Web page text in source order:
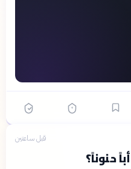
قبل ساعتين
حنوناً؟